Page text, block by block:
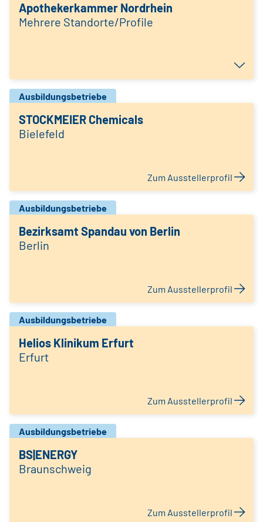
Apothekerkammer Nordrhein
Mehrere Standorte/Profile
Ausbildungsbetriebe
STOCKMEIER Chemicals
Bielefeld
Zum Ausstellerprofil
Ausbildungsbetriebe
Bezirksamt Spandau von Berlin
Berlin
Zum Ausstellerprofil
Ausbildungsbetriebe
Helios Klinikum Erfurt
Erfurt
Zum Ausstellerprofil
Ausbildungsbetriebe
BS|ENERGY
Braunschweig
Zum Ausstellerprofil